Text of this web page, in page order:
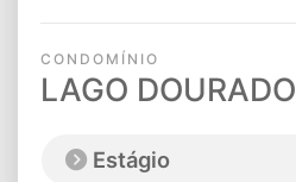
CONDOMÍNIO
LAGO DOURADO
Estágio